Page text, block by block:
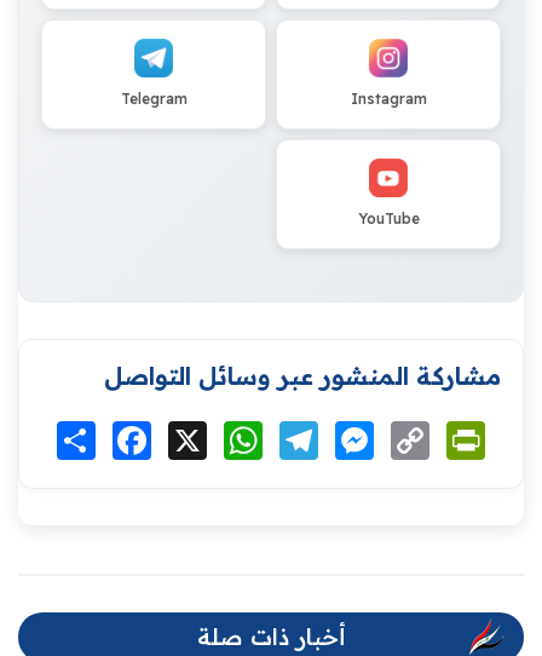
Instagram
Telegram
YouTube
مشاركة المنشور عبر وسائل التواصل
انشر Facebook WhatsAppTelegramMessenger
Copy
Link
أخبار ذات صلة